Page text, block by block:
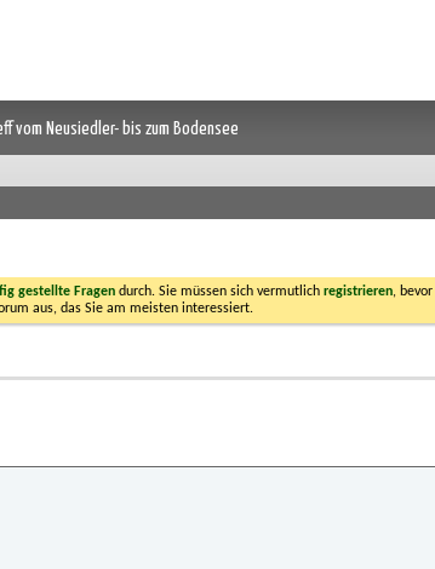
vom Neusiedler- bis zum Bodensee
gestellte Fragen durch. Sie müssen sich vermutlich registrieren,
aus, das Sie am meisten interessiert.